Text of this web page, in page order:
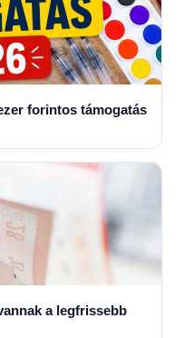
forintos támogatás
a legfrissebb